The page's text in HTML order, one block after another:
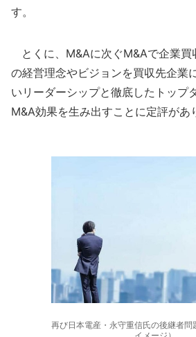
す。
とくに、M&Aに次ぐM&Aで企業買
の経営理念やビジョンを買収先企業
いリーダーシップと徹底したトップ
M&A効果を生み出すことに定評があ
再び日本電産・永守重信氏の後継者問